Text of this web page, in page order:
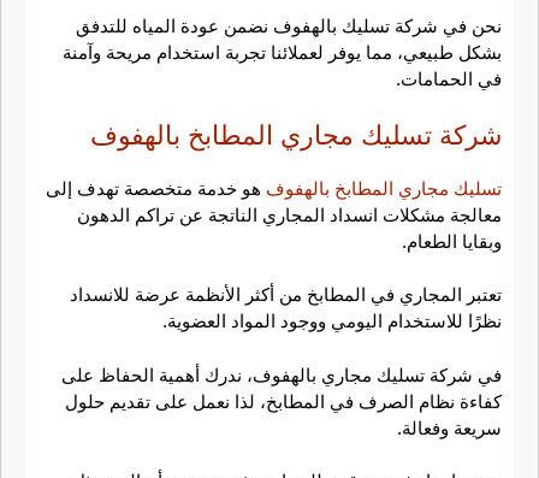
نحن في شركة تسليك بالهفوف نضمن عودة المياه للتدفق
بشكل طبيعي، مما يوفر لعملائنا تجربة استخدام مريحة وآمنة
في الحمامات.
شركة تسليك مجاري المطابخ بالهفوف
تسليك مجاري المطابخ بالهفوف هو خدمة متخصصة تهدف إلى
معالجة مشكلات انسداد المجاري الناتجة عن تراكم الدهون
وبقايا الطعام.
تعتبر المجاري في المطابخ من أكثر الأنظمة عرضة للانسداد
نظرًا للاستخدام اليومي ووجود المواد العضوية.
في شركة تسليك مجاري بالهفوف، ندرك أهمية الحفاظ على
كفاءة نظام الصرف في المطابخ، لذا نعمل على تقديم حلول
سريعة وفعالة.